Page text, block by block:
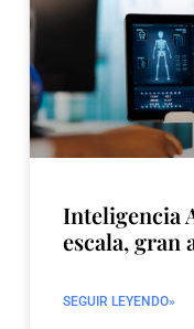
Inteligencia
escala, gran
SEGUIR LEYENDO»